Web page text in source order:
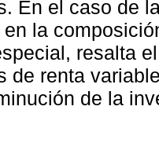
En el caso de
la
resalta
de renta
de la